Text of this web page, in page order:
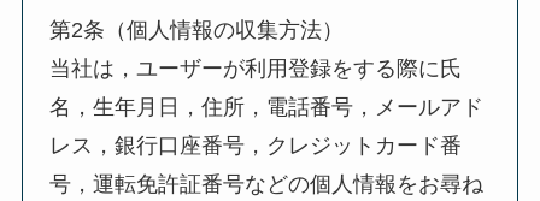
第2条（個人情報の収集方法）
当社は，ユーザーが利用登録をする際に氏
名，生年月日，住所，電話番号，メールアド
レス，銀行口座番号，クレジットカード番
号，運転免許証番号などの個人情報をお尋ね